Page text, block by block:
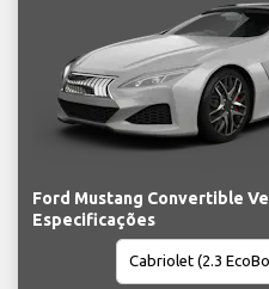
Ford Mustang Convertible
Especificações